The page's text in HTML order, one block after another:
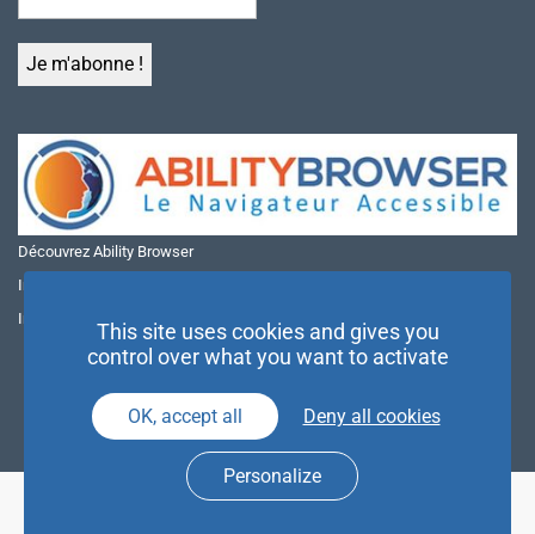
Découvrez Ability Browser
Installer Ability Browser sur Windows
Installer Ability Browser sur Mac
This site uses cookies and gives you
control over what you want to activate
OK, accept all Deny all cookies
Personalize